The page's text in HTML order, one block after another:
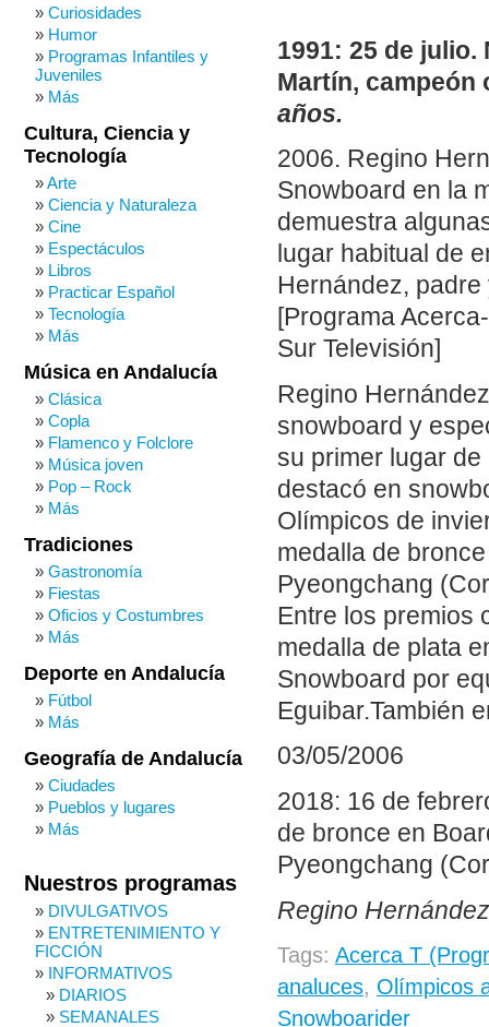
1991: 25 de julio.
Martín, campeón
años.
2006. Regino
Snowboard en la
demuestra
lugar habitual de
Hernández,
[Programa
Sur Televisión]
Regino
snowboard y
su primer lugar
destacó en
Olímpicos de
medalla de
Pyeongchang
Entre los premios
medalla de plata
Snowboard por
Eguibar.También
03/05/2006
2018: 16 de
de bronce en
Pyeongchang
Regino
Tags: Acerca T
analuces, Olímpicos
Snowboarider
Curiosidades
Humor
Programas Infantiles y
Juveniles
Más
Cultura, Ciencia y
Tecnología
Arte
Ciencia y Naturaleza
Cine
Espectáculos
Libros
Practicar Español
Tecnología
Más
Música en Andalucía
Clásica
Copla
Flamenco y Folclore
Música joven
Pop – Rock
Más
Tradiciones
Gastronomía
Fiestas
Oficios y Costumbres
Más
Deporte en Andalucía
Fútbol
Más
Geografía de Andalucía
Ciudades
Pueblos y lugares
Más
Nuestros programas
DIVULGATIVOS
ENTRETENIMIENTO Y
FICCIÓN
INFORMATIVOS
DIARIOS
SEMANALES